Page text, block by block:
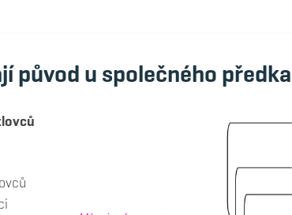
původ u společného předka